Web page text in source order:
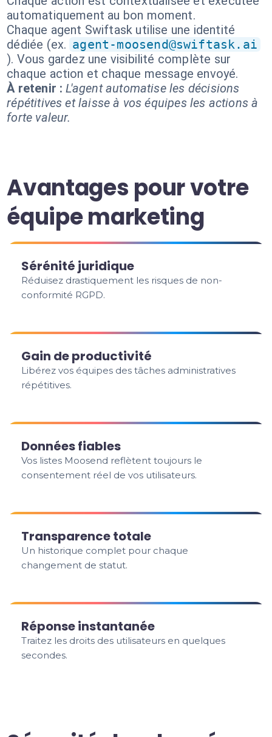
automatiquement au bon moment.
Chaque agent Swiftask utilise une identité
dédiée (ex. agent-moosend@swiftask.ai
). Vous gardez une visibilité complète sur
chaque action et chaque message envoyé.
À retenir : L'agent automatise les décisions
répétitives et laisse à vos équipes les actions à
forte valeur.
Avantages pour votre
équipe marketing
Sérénité juridique
Réduisez drastiquement les risques de non-
conformité RGPD.
Gain de productivité
Libérez vos équipes des tâches administratives
répétitives.
Données fiables
Vos listes Moosend reflètent toujours le
consentement réel de vos utilisateurs.
Transparence totale
Un historique complet pour chaque
changement de statut.
Réponse instantanée
Traitez les droits des utilisateurs en quelques
secondes.